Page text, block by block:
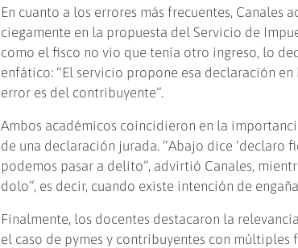
En cuanto a los errores más frecuentes, Canales
ciegamente en la propuesta del Servicio de
como el fisco no vio que tenía otro ingreso, lo
enfático: “El servicio propone esa declaración
error es del contribuyente”.
Ambos académicos coincidieron en la
de una declaración jurada. “Abajo dice ‘declaro
podemos pasar a delito”, advirtió Canales,
dolo”, es decir, cuando existe intención de
Finalmente, los docentes destacaron la
el caso de pymes y contribuyentes con múltiples